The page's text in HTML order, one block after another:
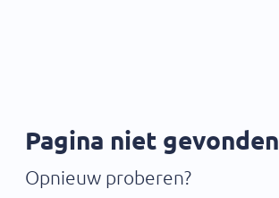
Pagina niet gevonden
Opnieuw proberen?